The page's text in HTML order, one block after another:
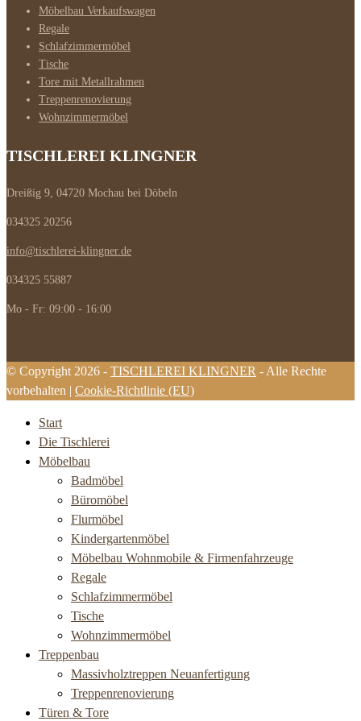
Möbelbau Verkaufswagen
Regale
Schlafzimmermöbel
Tische
Tore mit Metallrahmen
Treppenrenovierung
Wohnzimmermöbel
TISCHLEREI KLINGNER
Dreißig 9, 04720 Mochau bei Döbeln
034325 20256
info@tischlerei-klingner.de
034325 55887
Mo - Fr: 09:00 - 16:00
© Copyright 2026 - TISCHLEREI KLINGNER - Alle Rechte
vorbehalten | Cookie-Richtlinie (EU)
Start
Die Tischlerei
Möbelbau
Badmöbel
Büromöbel
Flurmöbel
Kindergartenmöbel
Möbelbau Wohnmobile & Firmenfahrzeuge
Regale
Schlafzimmermöbel
Tische
Wohnzimmermöbel
Treppenbau
Massivholztreppen Neuanfertigung
Treppenrenovierung
Türen & Tore